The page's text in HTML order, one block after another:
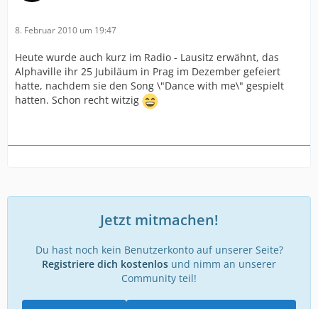
8. Februar 2010 um 19:47
Heute wurde auch kurz im Radio - Lausitz erwähnt, das
Alphaville ihr 25 Jubiläum in Prag im Dezember gefeiert
hatte, nachdem sie den Song \"Dance with me\" gespielt
hatten. Schon recht witzig
Jetzt mitmachen!
Du hast noch kein Benutzerkonto auf unserer Seite?
Registriere dich kostenlos und nimm an unserer
Community teil!